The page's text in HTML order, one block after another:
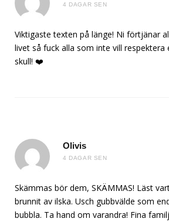
4 DAGAR SEN
Viktigaste texten på länge! Ni förtjänar
livet så fuck alla som inte vill respektera
skull! ❤️
Olivis
4 DAGAR SEN
Skämmas bör dem, SKÄMMAS! Läst
brunnit av ilska. Usch gubbvälde som
bubbla. Ta hand om varandra! Fina